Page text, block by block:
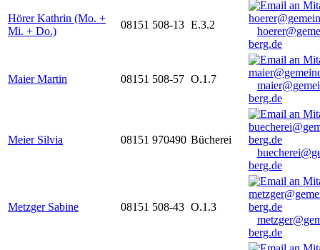
Hörer Kathrin (Mo. +
Mi. + Do.)
08151 508-13 E.3.2
berg.de
Maier Martin 08151 508-57 O.1.7
berg.de
Meier Silvia 08151 970490 Bücherei
berg.de
Metzger Sabine 08151 508-43 O.1.3
berg.de